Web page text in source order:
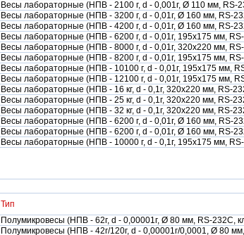
Весы лабораторные (НПВ - 2100 г, d - 0,001г, Ø 110 мм, RS-
Весы лабораторные (НПВ - 3200 г, d - 0,01г, Ø 160 мм, RS-
Весы лабораторные (НПВ - 4200 г, d - 0,01г, Ø 160 мм, RS-
Весы лабораторные (НПВ - 6200 г, d - 0,01г, 195х175 мм,
Весы лабораторные (НПВ - 8000 г, d - 0,01г, 320х220 мм,
Весы лабораторные (НПВ - 8200 г, d - 0,01г, 195х175 мм,
Весы лабораторные (НПВ - 10100 г, d - 0,01г, 195х175 мм,
Весы лабораторные (НПВ - 12100 г, d - 0,01г, 195х175 мм,
Весы лабораторные (НПВ - 16 кг, d - 0,1г, 320х220 мм, RS-
Весы лабораторные (НПВ - 25 кг, d - 0,1г, 320х220 мм, RS-
Весы лабораторные (НПВ - 32 кг, d - 0,1г, 320х220 мм, RS-
Весы лабораторные (НПВ - 6200 г, d - 0,01г, Ø 160 мм, RS-
Весы лабораторные (НПВ - 6200 г, d - 0,01г, Ø 160 мм, RS-
Весы лабораторные (НПВ - 10000 г, d - 0,1г, 195х175 мм,
Тип
Полумикровесы (НПВ - 62г, d - 0,00001г, Ø 80 мм, RS-232С,
Полумикровесы (НПВ - 42г/120г, d - 0,00001г/0,0001, Ø 80